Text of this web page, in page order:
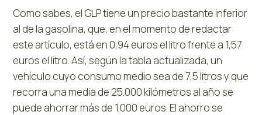
Como sabes, el GLP tiene un precio bastante inferior
al de la gasolina, que, en el momento de redactar
este artículo, está en 0,94 euros el litro frente a 1,57
euros el litro. Así, según la tabla actualizada, un
vehículo cuyo consumo medio sea de 7,5 litros y que
recorra una media de 25.000 kilómetros al año se
puede ahorrar más de 1.000 euros. El ahorro se